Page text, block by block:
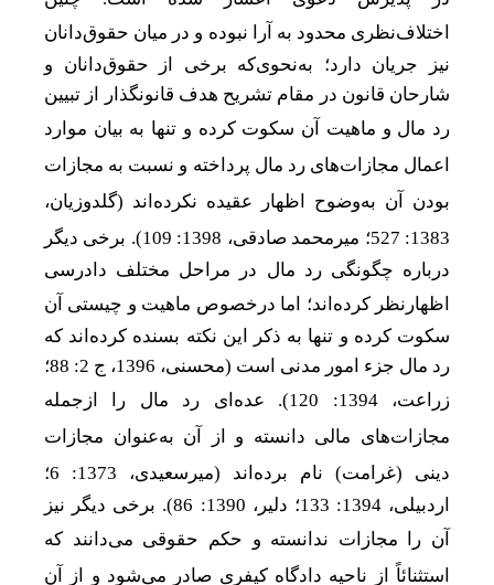
اختلافنظری محدود به آرا نبوده و در میان حقوق‌دانان
نیز جریان دارد؛ به‌نحوی‌که برخی از حقوق‌دانان و
شارحان قانون در مقام تشریح هدف قانونگذار از تبیین
رد مال و ماهیت آن سکوت کرده و تنها به بیان موارد
اعمال مجازاتهای رد مال پرداخته و نسبت به مجازات
بودن آن به‌وضوح اظهار عقیده نکرده اند (گلدوزیان،
1383: 527؛ میر
محمد صادقی، 1398: 109). برخی دیگر
درباره چگونگی رد مال در مراحل مختلف دادرسی
اظهارنظر کرده اند؛ اما درخصوص ماهیت و چیستی آن
سکوت کرده و تنها به ذکر این نکته بسنده کرده‌اند که
رد مال جزء امور مدنی است (محسنی، 1396، ج 2: 88؛
زراعت، 1394: 120). عده
ای رد مال را ازجمله
مجازاتهای مالی دانسته و از آن به‌عنوان مجازات
دینی (غرامت) نام برده
اند (میرسعیدی، 1373: 6؛
اردبیلی، 1394: 133؛ دلیر، 1390: 86). برخی دیگر نیز
آن را مجازات ندانسته و حکم حقوقی میدانند که
استثنائاً از ناحیه دادگاه کیفری صادر میشود و از آن